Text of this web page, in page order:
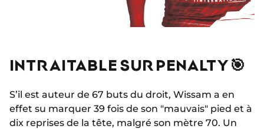
INTRAITABLE SUR PENALTY 🎯
S’il est auteur de 67 buts du droit, Wissam a en
effet su marquer 39 fois de son "mauvais" pied et à
dix reprises de la tête, malgré son mètre 70. Un